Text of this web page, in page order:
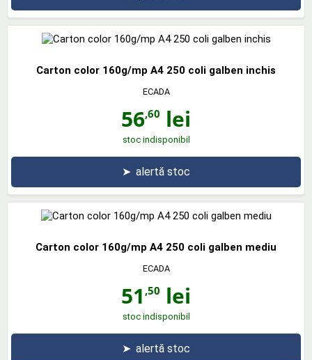
Carton color 160g/mp A4 250 coli galben inchis
ECADA
56,60 lei
stoc indisponibil
➤ alertă stoc
Carton color 160g/mp A4 250 coli galben mediu
ECADA
51 ,50 lei
stoc indisponibil
➤ alertă stoc